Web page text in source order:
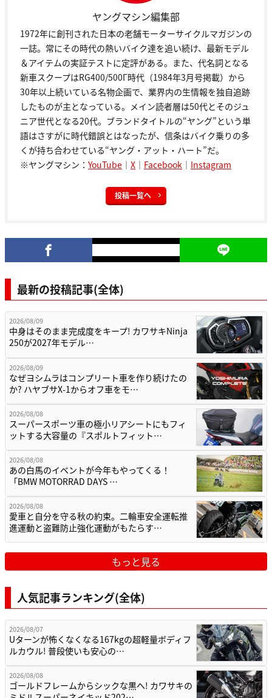
ヤングマシン編集部
1972年に創刊された日本の老舗モーターサイクルマガジンの
一誌。常にその時代の熱いバイク達を追い続け、最新モデル
＆アイテムの実証テストに定評がある。また、代名詞となる
新車スクープはRG400/500Γ時代（1984年3月号掲載）から
30年以上続いている名物企画で、業界内の生情報を独自追跡
したものが主となっている。メイン読者層は50代とそのジュ
ニア世代となる20代。ブランドタイトルの“ヤング”という単
語はさすがに時代錯誤とはなったが、信条はバイク乗りの多
くが持ち合わせている“ヤング・アット・ハート”だ。
※ヤングマシン： YouTube ｜ X ｜ Facebook ｜ Instagram
投稿一覧へ
最新の投稿記事(全体)
2026/08/09
中身はそのまま完成度をキープ! カワサキNinja
250が2027年モデル…
2026/08/09
なぜヨシムラはコンプリート車を作り続けたの
か? ハヤブサX-1からオフ車をモ…
2026/08/08
スーパースポーツ車の極小リアシートにもフィ
ットする大容量の『スポルトフィット…
2026/08/08
あの白馬のイベントが今年もやってくる！
「BMW MOTORRAD DAYS …
2026/08/08
愛車と自分を守る秋の約束。二輪車安全運転推
進運動と盗難防止強化運動がもたらす…
もっと見る
人気記事ランキング(全体)
2026/08/07
Uターンが怖くなくなる167kgの超軽量ボディフ
ルカウル! 普段使いも安心の…
2026/08/08
ゴールドフレームからシックな黒へ! カワサキの